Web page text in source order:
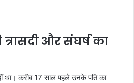
और संघर्ष का
था। करीब 17 साल पहले उनके पति का